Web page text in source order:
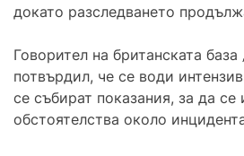
докато разследването
Говорител на британската база
потвърдил, че се води
се събират показания, за да се
обстоятелства около